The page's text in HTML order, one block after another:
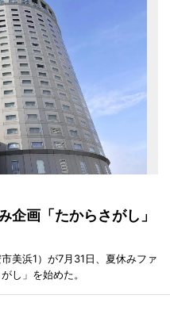
企画「たからさがし」
美浜1）が7月31日、夏休みファ
し」を始めた。